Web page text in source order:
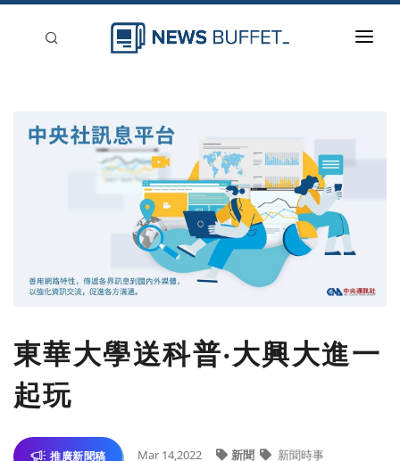
東華大學送科普‧大興大進一
起玩
推廣新聞稿 Mar 14,2022 新聞 新聞時事